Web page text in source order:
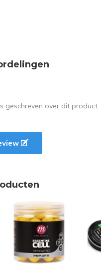
geschreven over dit product.